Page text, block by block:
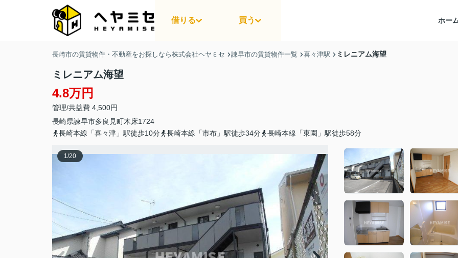
借りる 買う ホー
長崎市の賃貸物件・不動産をお探しなら株式会社ヘヤミセ 諫早市の賃貸物件一覧 喜々津駅 ミレニアム海望
ミレニアム海望
4.8万円
管理/共益費 4,500円
長崎県諫早市多良見町木床1724
長崎本線「喜々津」駅徒歩10分
長崎本線「市布」駅徒歩34分 長崎本線「東園」駅徒歩58分
1/20